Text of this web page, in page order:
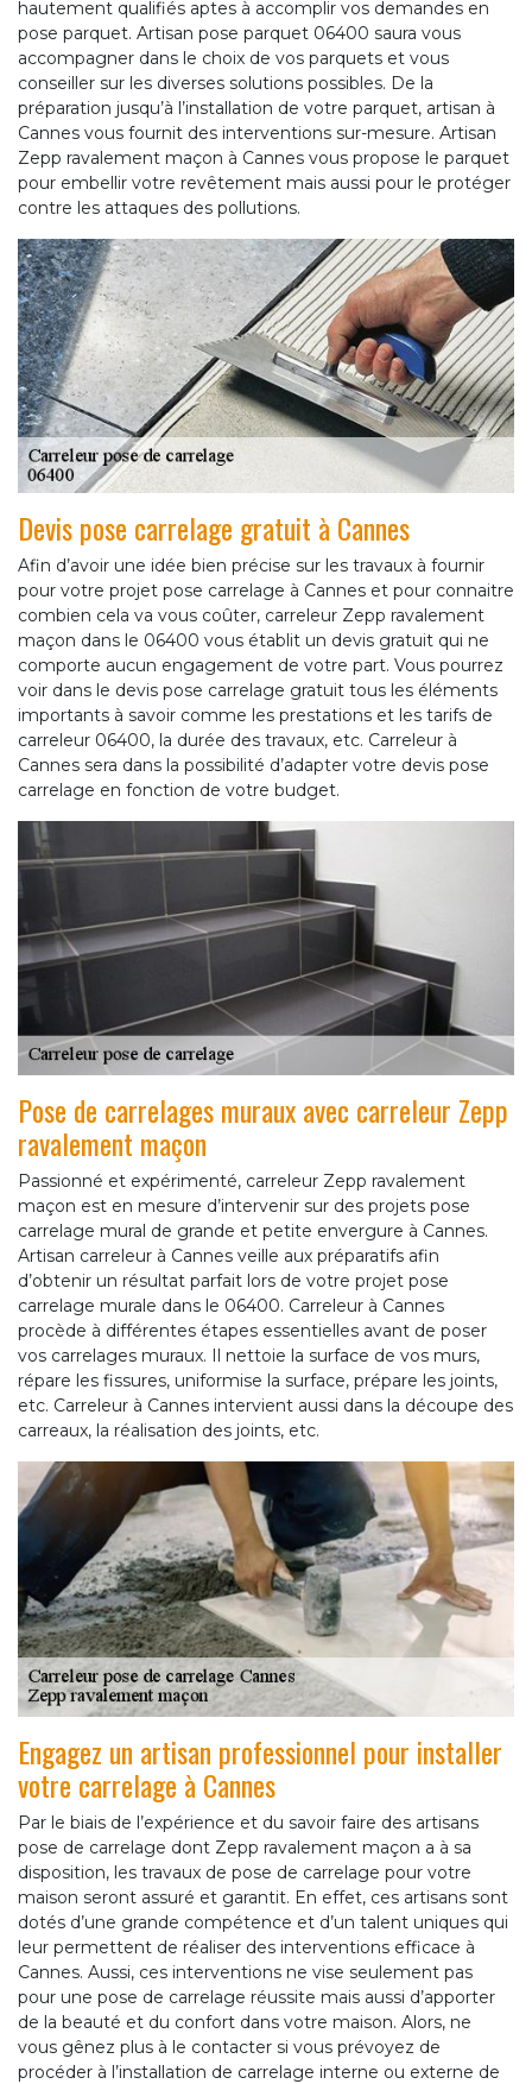
hautement qualifiés aptes à accomplir vos demandes en
pose parquet. Artisan pose parquet 06400 saura vous
accompagner dans le choix de vos parquets et vous
conseiller sur les diverses solutions possibles. De la
préparation jusqu’à l’installation de votre parquet, artisan à
Cannes vous fournit des interventions sur-mesure. Artisan
Zepp ravalement maçon à Cannes vous propose le parquet
pour embellir votre revêtement mais aussi pour le protéger
contre les attaques des pollutions.
Devis pose carrelage gratuit à Cannes
Afin d’avoir une idée bien précise sur les travaux à fournir
pour votre projet pose carrelage à Cannes et pour connaitre
combien cela va vous coûter, carreleur Zepp ravalement
maçon dans le 06400 vous établit un devis gratuit qui ne
comporte aucun engagement de votre part. Vous pourrez
voir dans le devis pose carrelage gratuit tous les éléments
importants à savoir comme les prestations et les tarifs de
carreleur 06400, la durée des travaux, etc. Carreleur à
Cannes sera dans la possibilité d’adapter votre devis pose
carrelage en fonction de votre budget.
Pose de carrelages muraux avec carreleur Zepp
ravalement maçon
Passionné et expérimenté, carreleur Zepp ravalement
maçon est en mesure d’intervenir sur des projets pose
carrelage mural de grande et petite envergure à Cannes.
Artisan carreleur à Cannes veille aux préparatifs afin
d’obtenir un résultat parfait lors de votre projet pose
carrelage murale dans le 06400. Carreleur à Cannes
procède à différentes étapes essentielles avant de poser
vos carrelages muraux. Il nettoie la surface de vos murs,
répare les fissures, uniformise la surface, prépare les joints,
etc. Carreleur à Cannes intervient aussi dans la découpe des
carreaux, la réalisation des joints, etc.
Engagez un artisan professionnel pour installer
votre carrelage à Cannes
Par le biais de l’expérience et du savoir faire des artisans
pose de carrelage dont Zepp ravalement maçon a à sa
disposition, les travaux de pose de carrelage pour votre
maison seront assuré et garantit. En effet, ces artisans sont
dotés d’une grande compétence et d’un talent uniques qui
leur permettent de réaliser des interventions efficace à
Cannes. Aussi, ces interventions ne vise seulement pas
pour une pose de carrelage réussite mais aussi d’apporter
de la beauté et du confort dans votre maison. Alors, ne
vous gênez plus à le contacter si vous prévoyez de
procéder à l’installation de carrelage interne ou externe de